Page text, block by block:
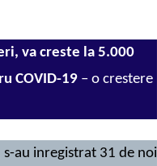
va creste la 5.000
COVID-19 – o crestere
au inregistrat 31 de noi